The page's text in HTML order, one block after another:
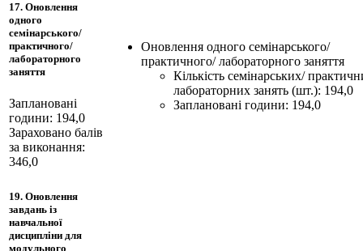
17. Оновлення
одного
семінарського/
практичного/
лабораторного
заняття
Заплановані
години: 194,0
Зараховано балів
за виконання:
346,0
Оновлення одного семінарського/
практичного/ лабораторного заняття
Кількість семінарських/
лабораторних занять (шт.): 194,0
Заплановані години: 194,0
19. Оновлення
завдань із
навчальної
дисципліни для
модульного